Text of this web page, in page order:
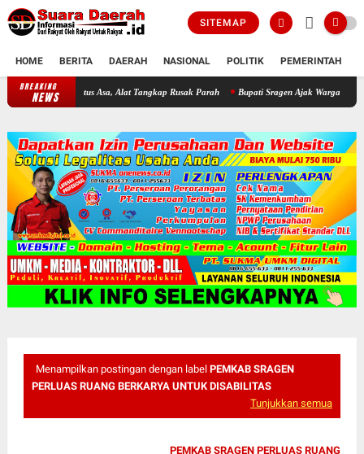
SITEMAP
HOME BERITA DAERAH NASIONAL POLITIK PEMERINTAH
BREAKING
NEWS Darurat WKO! Invasi Ikan Sapu-Sapu Bikin Nelayan Putus Asa, Alat
Menampilkan postingan dengan label PEMKAB SRAGEN
PERLUAS RUANG BERKARYA UNTUK DISABILITAS
Tunjukkan semua
PEMKAB SRAGEN PERLUAS RUANG